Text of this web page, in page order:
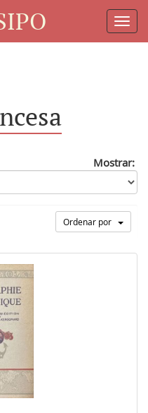
Mostrar:
Ordenar por